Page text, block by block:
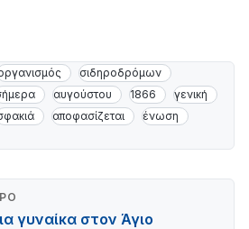
σιδηροδρόμων
αυγούστου 1866
γενική
αποφασίζεται
ένωση
γυναίκα στον Άγιο